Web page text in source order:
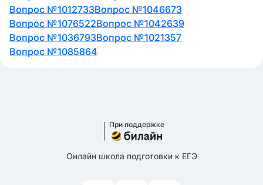
Вопрос №1012733Вопрос №1046673
Вопрос №1076522Вопрос №1042639
Вопрос №1036793Вопрос №1021357
Вопрос №1085864
При поддержке
Онлайн школа подготовки к ЕГЭ